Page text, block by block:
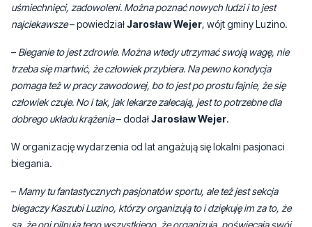
uśmiechnięci, zadowoleni. Można poznać nowych ludzi i to jest
najciekawsze– powiedziałJarosław Wejer, wójt gminy Luzino.
– Bieganie to jest zdrowie. Można wtedy utrzymać swoją wagę, nie
trzeba się martwić, że człowiek przybiera. Na pewno kondycja
pomaga też w pracy zawodowej, bo to jest po prostu fajnie, że się
człowiek czuje. No i tak, jak lekarze zalecają, jest to potrzebne dla
dobrego układu krążenia– dodałJarosław Wejer.
W organizację wydarzenia od lat angażują się lokalni pasjonaci
biegania.
– Mamy tu fantastycznych pasjonatów sportu, ale też jest sekcja
biegaczy Kaszubi Luzino, którzy organizują to i dziękuję im za to, że
są, że oni pilnują tego wszystkiego, że organizują, poświęcają swój